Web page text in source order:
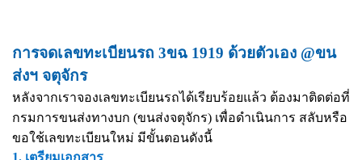
การจดเลขทะเบียนรถ 3ขฉ 1919 ด้วยตัวเอง @ขน
ส่งฯ จตุจักร
หลังจากเราจองเลขทะเบียนรถได้เรียบร้อยแล้ว ต้องมาติดต่อที่
กรมการขนส่งทางบก (ขนส่งจตุจักร) เพื่อดำเนินการ สลับหรือ
ขอใช้เลขทะเบียนใหม่ มีขั้นตอนดังนี้
1. เตรียมเอกสาร